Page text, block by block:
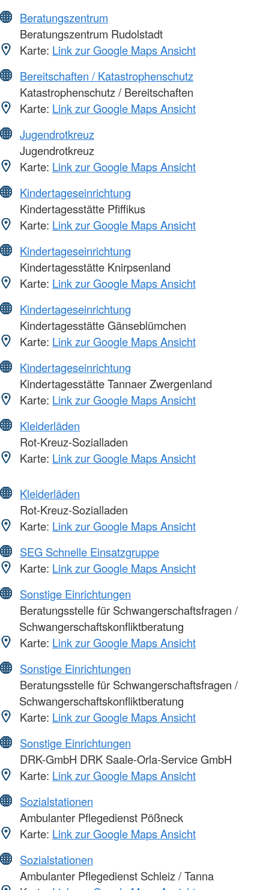
Beratungszentrum
Beratungszentrum Rudolstadt
Karte: Link zur Google Maps Ansicht
Bereitschaften / Katastrophenschutz
Katastrophenschutz / Bereitschaften
Karte: Link zur Google Maps Ansicht
Jugendrotkreuz
Jugendrotkreuz
Karte: Link zur Google Maps Ansicht
Kindertageseinrichtung
Kindertagesstätte Pfiffikus
Karte: Link zur Google Maps Ansicht
Kindertageseinrichtung
Kindertagesstätte Knirpsenland
Karte: Link zur Google Maps Ansicht
Kindertageseinrichtung
Kindertagesstätte Gänseblümchen
Karte: Link zur Google Maps Ansicht
Kindertageseinrichtung
Kindertagesstätte Tannaer Zwergenland
Karte: Link zur Google Maps Ansicht
Kleiderläden
Rot-Kreuz-Sozialladen
Karte: Link zur Google Maps Ansicht
Kleiderläden
Rot-Kreuz-Sozialladen
Karte: Link zur Google Maps Ansicht
SEG Schnelle Einsatzgruppe
Karte: Link zur Google Maps Ansicht
Sonstige Einrichtungen
Beratungsstelle für Schwangerschaftsfragen /
Schwangerschaftskonfliktberatung
Karte: Link zur Google Maps Ansicht
Sonstige Einrichtungen
Beratungsstelle für Schwangerschaftsfragen /
Schwangerschaftskonfliktberatung
Karte: Link zur Google Maps Ansicht
Sonstige Einrichtungen
DRK-GmbH DRK Saale-Orla-Service GmbH
Karte: Link zur Google Maps Ansicht
Sozialstationen
Ambulanter Pflegedienst Pößneck
Karte: Link zur Google Maps Ansicht
Sozialstationen
Ambulanter Pflegedienst Schleiz / Tanna